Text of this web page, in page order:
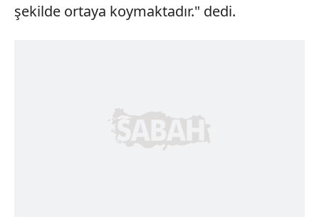
şekilde ortaya koymaktadır." dedi.